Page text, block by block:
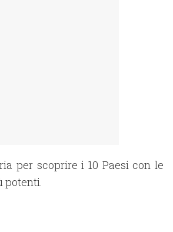
per scoprire i 10 Paesi con le
potenti.